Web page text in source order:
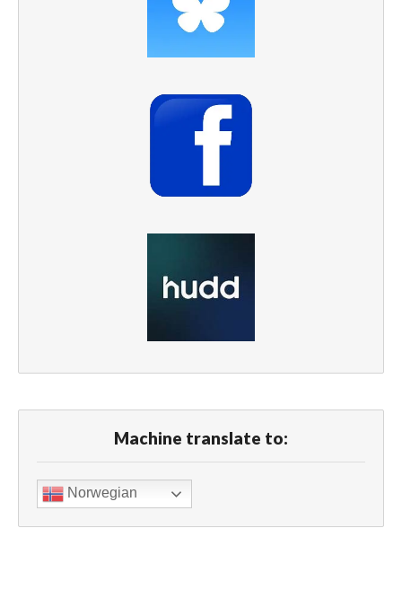
Machine translate to:
Norwegian